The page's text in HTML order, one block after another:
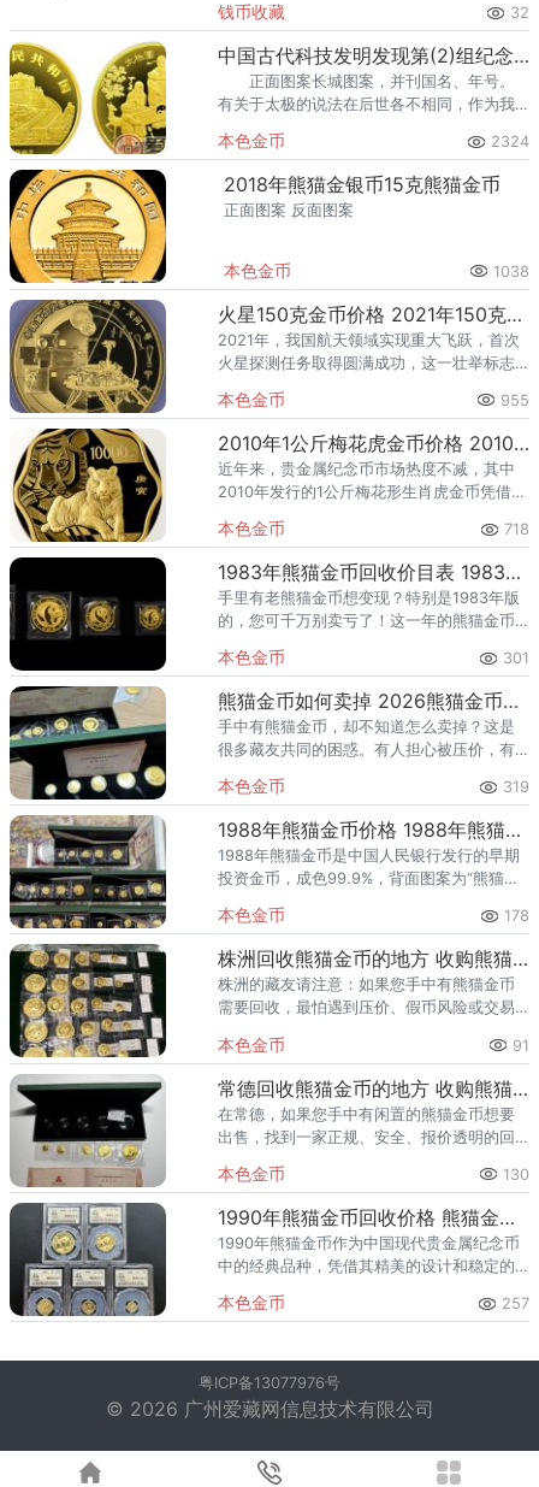
熊猫金币的需求就明显升温，但鱼龙混杂的
回收渠道里，能精准识别版别溢
钱币收藏 32
中国古代科技发明发现第(2)组纪念金币：太极
正面图案长城图案，并刊国名、年号。
有关于太极的说法在后世各不相同，作为我
的哲学理论与丰富多彩的民族艺术文化。
本色金币 2324
2018年熊猫金银币15克熊猫金币
正面图案 反面图案
本色金币 1038
火星150克金币价格 2021年150克火星金币值多少钱
2021年，我国航天领域实现重大飞跃，首次
火星探测任务取得圆满成功，这一壮举标志
纪念这一具有深远意义的事件，中国人民银
行于同年8月30日发行了
本色金币 955
2010年1公斤梅花虎金币价格 2010年1公斤梅花虎金币值多少钱
近年来，贵金属纪念币市场热度不减，其中
2010年发行的1公斤梅花形生肖虎金币凭借其
内涵，成为众多收藏爱好者和投资者竞相追
逐的对象。一、市场价格
本色金币 718
1983年熊猫金币回收价目表 1983年熊猫金币最新价格
手里有老熊猫金币想变现？特别是1983年版
的，您可千万别卖亏了！这一年的熊猫金币
它是获得过“世界最佳金币”大奖的币王级藏
品，存世稀少，价值
本色金币 301
熊猫金币如何卖掉 2026熊猫金币正规回收渠道
手中有熊猫金币，却不知道怎么卖掉？这是
很多藏友共同的困惑。有人担心被压价，有
己的金币目前值多少钱。其实，只要掌握了
正确的方法，卖掉熊猫金币完全
本色金币 319
1988年熊猫金币价格 1988年熊猫金币多少钱
1988年熊猫金币是中国人民银行发行的早期
投资金币，成色99.9%，背面图案为“熊猫攀
金币发行第七年，铸造工艺逐步成熟。1988
年熊猫普制金
本色金币 178
株洲回收熊猫金币的地方 收购熊猫金币正规渠道
株洲的藏友请注意：如果您手中有熊猫金币
需要回收，最怕遇到压价、假币风险或交易
准两家全国性专业机构，它们都支持株洲市
所有区县（荷塘区、芦淞区、石
本色金币 91
常德回收熊猫金币的地方 收购熊猫金币正规渠道
在常德，如果您手中有闲置的熊猫金币想要
出售，找到一家正规、安全、报价透明的回
行发行的法定贵金属纪念币，具有很高的黄
金价值和收藏溢价，但市面上回
本色金币 130
1990年熊猫金币回收价格 熊猫金币行情与正规回收渠道推荐
1990年熊猫金币作为中国现代贵金属纪念币
中的经典品种，凭借其精美的设计和稳定的
青睐。随着黄金价格持续走高，1990年熊猫
本色金币 257
粤ICP备13077976号
© 2026 广州爱藏网信息技术有限公司